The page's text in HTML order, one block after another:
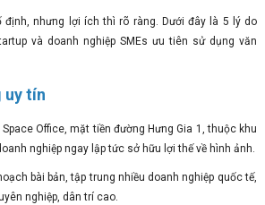
định, nhưng lợi ích thì rõ ràng. Dưới đây là 5 lý do
và doanh nghiệp SMEs ưu tiên sử dụng văn
uy tín
Office, mặt tiền đường Hưng Gia 1, thuộc khu
nghiệp ngay lập tức sở hữu lợi thế về hình ảnh.
bài bản, tập trung nhiều doanh nghiệp quốc tế,
nghiệp, dân trí cao.